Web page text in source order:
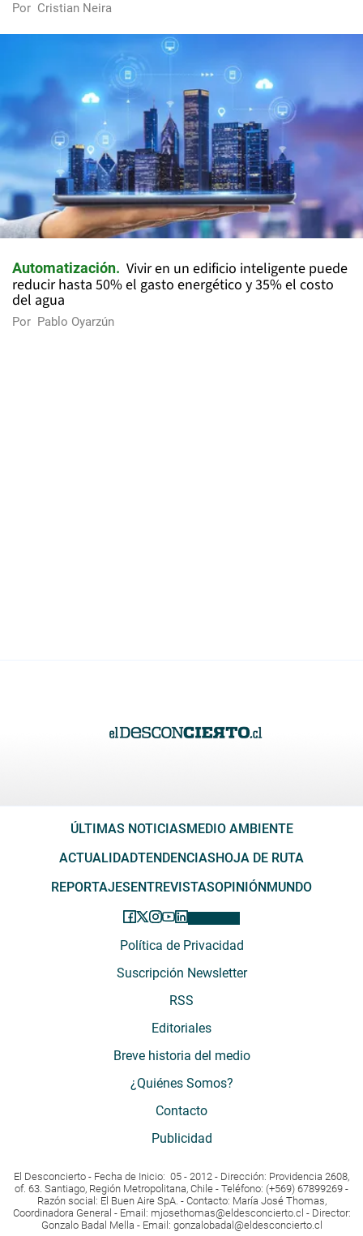
Por Cristian Neira
Automatización
Vivir en un edificio inteligente puede
reducir hasta 50% el gasto energético y 35% el costo
del agua
Por Pablo Oyarzún
ÚLTIMAS NOTICIASMEDIO AMBIENTE
ACTUALIDADTENDENCIASHOJA DE RUTA
REPORTAJESENTREVISTASOPINIÓNMUNDO
Política de Privacidad
Suscripción Newsletter
RSS
Editoriales
Breve historia del medio
¿Quiénes Somos?
Contacto
Publicidad
El Desconcierto - Fecha de Inicio: 05 - 2012 - Dirección: Providencia 2608,
of. 63. Santiago, Región Metropolitana, Chile - Teléfono: (+569) 67899269 -
Razón social: El Buen Aire SpA. - Contacto: María José Thomas,
Coordinadora General - Email: mjosethomas@eldesconcierto.cl - Director:
Gonzalo Badal Mella - Email: gonzalobadal@eldesconcierto.cl